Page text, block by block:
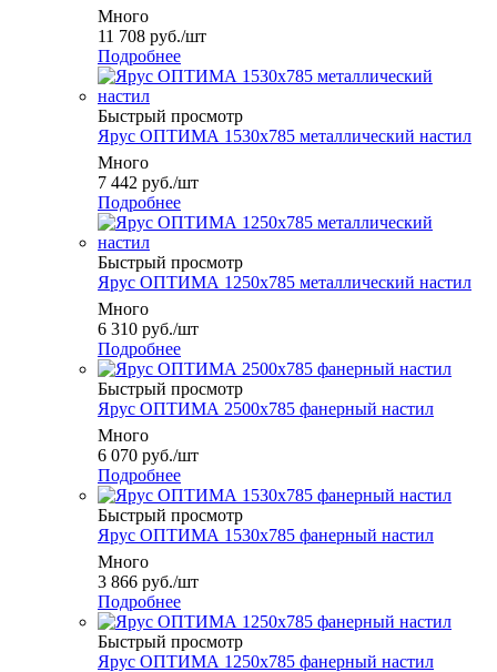
Много
11 708 руб./шт
Подробнее
Быстрый просмотр
Ярус ОПТИМА 1530x785 металлический настил
Много
7 442 руб./шт
Подробнее
Быстрый просмотр
Ярус ОПТИМА 1250x785 металлический настил
Много
6 310 руб./шт
Подробнее
Быстрый просмотр
Ярус ОПТИМА 2500x785 фанерный настил
Много
6 070 руб./шт
Подробнее
Быстрый просмотр
Ярус ОПТИМА 1530x785 фанерный настил
Много
3 866 руб./шт
Подробнее
Быстрый просмотр
Ярус ОПТИМА 1250x785 фанерный настил